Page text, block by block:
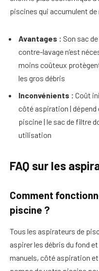
piscines qui accumulent
Avantages : Son sac
contre-lavage n’est
moins coûteux
les gros débris
Inconvénients : Coût
côté aspiration | dépend
piscine | le sac de filtre
utilisation
FAQ sur les
Comment
piscine ?
Tous les aspirateurs de
aspirer les débris du fond
manuels, côté aspiration